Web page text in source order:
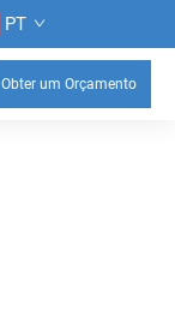
PT
Obter um Orçamento